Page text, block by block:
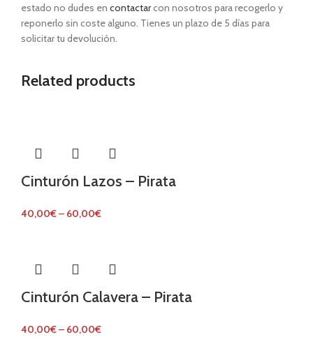
estado no dudes en contactarcon nosotros para recogerlo y
reponerlo sin coste alguno. Tienes un plazo de 5 días para
solicitar tu devolución.
Related products
Cinturón Lazos – Pirata
40,00€– 60,00€
Cinturón Calavera – Pirata
40,00€– 60,00€